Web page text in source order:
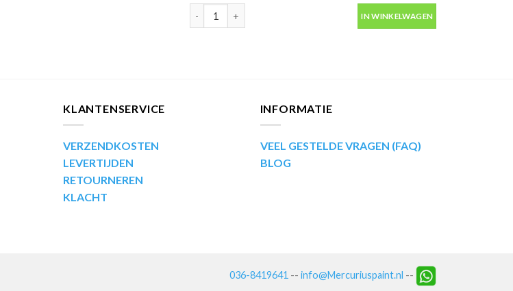
Motip Kompakt 53678 blauw metallic autolak in spuitbus 400ml aantal
IN WINKELWAGEN
KLANTENSERVICE
VERZENDKOSTEN
LEVERTIJDEN
RETOURNEREN
KLACHT
INFORMATIE
VEEL GESTELDE VRAGEN (FAQ)
BLOG
036-8419641 -- info@Mercuriuspaint.nl --